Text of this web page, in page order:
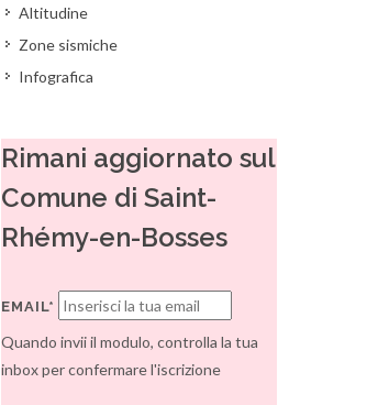
Altitudine
Zone sismiche
Infografica
Rimani aggiornato sul
Comune di Saint-
Rhémy-en-Bosses
EMAIL*
Quando invii il modulo, controlla la tua
inbox per confermare l'iscrizione